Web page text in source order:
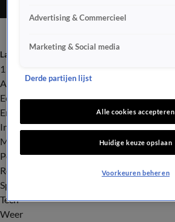
Laatste nieuws
112
Advies & Tips
Economie
Entertainment
Infrastructuur
Milieu en Gezondheid
Politiek
Royalty
Sport
Tech
Weer
Advertising & Commercieel
Marketing & Social media
Derde partijen lijst
Alle cookies accepteren
Huidige keuze opslaan
Voorkeuren beheren